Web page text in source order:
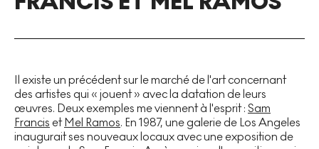
Il existe un précédent sur le marché de l'art concernant
des artistes qui « jouent » avec la datation de leurs
œuvres. Deux exemples me viennent à l'esprit : Sam
Francis etMel Ramos. En 1987, une galerie de Los Angeles
inaugurait ses nouveaux locaux avec une exposition de